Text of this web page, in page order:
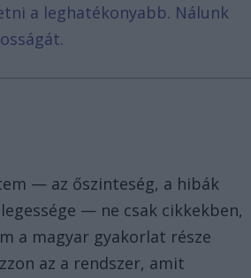
a leghatékonyabb. Nálunk
— az őszinteség, a hibák
— ne csak cikkekben,
a magyar gyakorlat része
az a rendszer, amit